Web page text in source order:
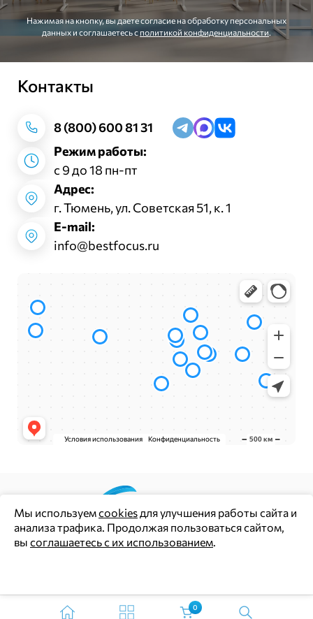
Нажимая на кнопку, вы даете согласие на обработку персональных
данных и соглашаетесь c политикой конфиденциальности
Контакты
8 (800) 600 81 31
Режим работы:
с 9 до 18 пн-пт
Адрес:
г. Тюмень, ул. Советская 51, к. 1
E-mail:
info@bestfocus.ru
Цены и информация на сайте носят информационный
характер и не являются публичной офертой (ст. 437 ГК РФ)
0
Мы используемcookies для улучшения работы сайта и
анализа трафика. Продолжая пользоваться сайтом,
вы соглашаетесь с их использованием.